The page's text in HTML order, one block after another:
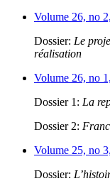
Volume 26, no
Dossier: Le
réalisation
Volume 26, no
Dossier 1: La
Dossier 2:
Volume 25, no
Dossier: